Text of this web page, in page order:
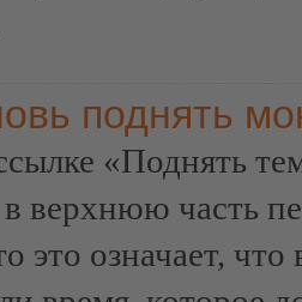
поднять
«Поднять
в верхнюю часть
это означает,